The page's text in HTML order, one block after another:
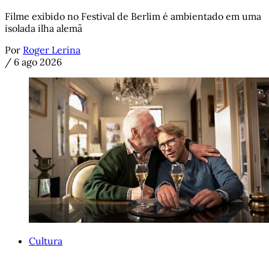
Filme exibido no Festival de Berlim é ambientado em uma
isolada ilha alemã
Por Roger Lerina
/ 6 ago 2026
Cultura